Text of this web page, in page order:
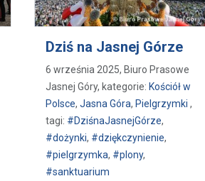
Dziś na Jasnej Górze
6 września 2025, Biuro Prasowe
Jasnej Góry, kategorie: Kościół w
Polsce, Jasna Góra, Pielgrzymki ,
tagi: #DziśnaJasnejGórze,
#dożynki, #dziękczynienie,
#pielgrzymka, #plony,
#sanktuarium